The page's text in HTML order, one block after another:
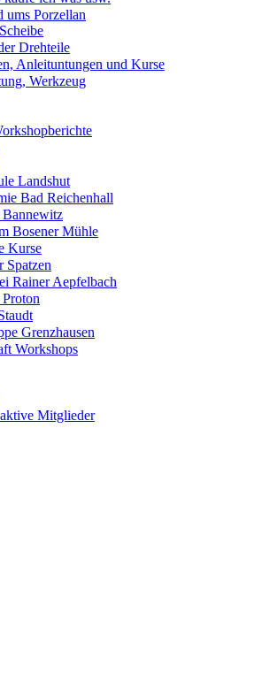
Porzellan
Drehteile
Anleituntungen und Kurse
Werkzeug
Landshut
Bad Reichenhall
Bosener Mühle
Kurse
Rainer Aepfelbach
Grenzhausen
Workshops
Mitglieder